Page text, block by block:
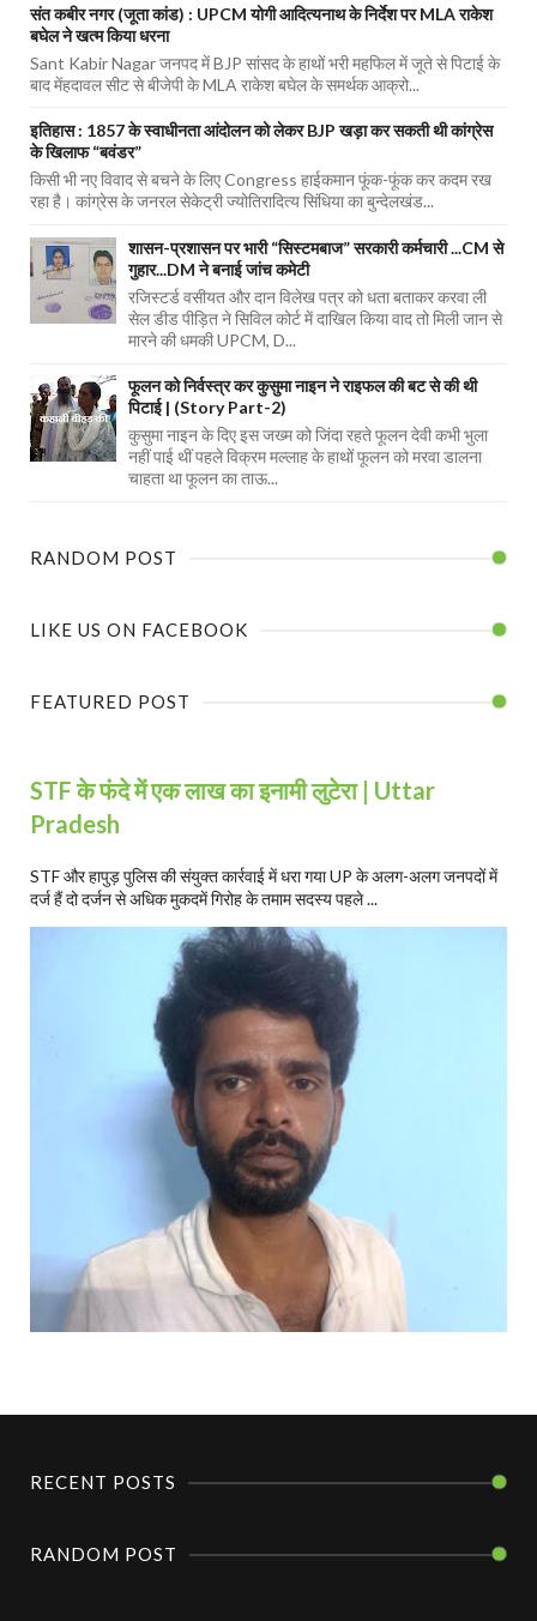
संत कबीर नगर (जूता कांड) : UPCM योगी आदित्यनाथ के निर्देश पर MLA राकेश
बघेल ने खत्म किया धरना
Sant Kabir Nagar जनपद में BJP सांसद के हाथों भरी महफिल में जूते से पिटाई के
बाद मेंहदावल सीट से बीजेपी के MLA राकेश बघेल के समर्थक आक्रो...
इतिहास : 1857 के स्वाधीनता आंदोलन को लेकर BJP खड़ा कर सकती थी कांग्रेस
के खिलाफ “बवंडर”
किसी भी नए विवाद से बचने के लिए Congress हाईकमान फूंक-फूंक कर कदम रख
रहा है। कांग्रेस के जनरल सेकेट्री ज्योतिरादित्य सिंधिया का बुन्देलखंड...
शासन-प्रशासन पर भारी “सिस्टमबाज” सरकारी कर्मचारी ...CM से
गुहार...DM ने बनाई जांच कमेटी
रजिस्टर्ड वसीयत और दान विलेख पत्र को धता बताकर करवा ली
सेल डीड पीड़ित ने सिविल कोर्ट में दाखिल किया वाद तो मिली जान से
मारने की धमकी UPCM, D...
फूलन को निर्वस्त्र कर कुसुमा नाइन ने राइफल की बट से की थी
पिटाई | (Story Part-2)
कुसुमा नाइन के दिए इस जख्म को जिंदा रहते फूलन देवी कभी भुला
नहीं पाई थीं पहले विक्रम मल्लाह के हाथों फूलन को मरवा डालना
चाहता था फूलन का ताऊ...
RANDOM POST
LIKE US ON FACEBOOK
FEATURED POST
STF के फंदे में एक लाख का इनामी लुटेरा | Uttar
Pradesh
STF और हापुड़ पुलिस की संयुक्त कार्रवाई में धरा गया UP के अलग-अलग जनपदों में
दर्ज हैं दो दर्जन से अधिक मुकदमें गिरोह के तमाम सदस्य पहले ...
RECENT POSTS
RANDOM POST